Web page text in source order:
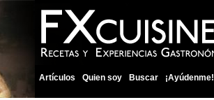
Artículos Quien soy Buscar ¡Ayúdenme!